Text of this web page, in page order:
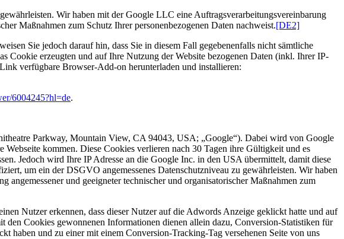
Wir haben mit der Google LLC eine Auftragsverarbeitungsvereinbarung
Maßnahmen zum Schutz Ihrer personenbezogenen Daten nachweist.[DE2]
Sie jedoch darauf hin, dass Sie in diesem Fall gegebenenfalls nicht sämtliche
Cookie erzeugten und auf Ihre Nutzung der Website bezogenen Daten (inkl. Ihrer IP-
verfügbare Browser-Add-on herunterladen und installieren:
6004245?hl=de.
Parkway, Mountain View, CA 94043, USA; „Google“). Dabei wird von Google
kommen. Diese Cookies verlieren nach 30 Tagen ihre Gültigkeit und es
Jedoch wird Ihre IP Adresse an die Google Inc. in den USA übermittelt, damit diese
um ein der DSGVO angemessenes Datenschutzniveau zu gewährleisten. Wir haben
und geeigneter technischer und organisatorischer Maßnahmen zum
Nutzer erkennen, dass dieser Nutzer auf die Adwords Anzeige geklickt hatte und auf
Cookies gewonnenen Informationen dienen allein dazu, Conversion-Statistiken für
haben und zu einer mit einem Conversion-Tracking-Tag versehenen Seite von uns